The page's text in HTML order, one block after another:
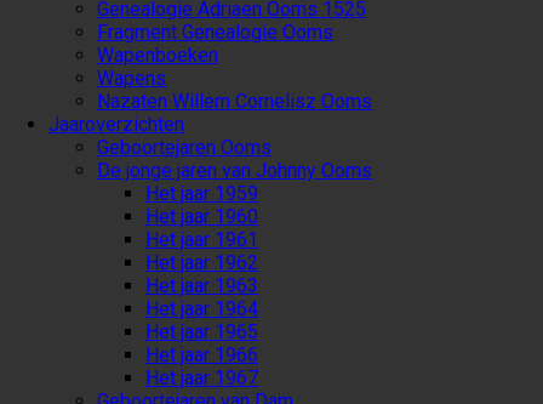
Genealogie Adriaen Ooms 1525
Fragment Genealogie Ooms
Wapenboeken
Wapens
Nazaten Willem Cornelisz Ooms
Jaaroverzichten
Geboortejaren Ooms
De jonge jaren van Johnny Ooms
Het jaar 1959
Het jaar 1960
Het jaar 1961
Het jaar 1962
Het jaar 1963
Het jaar 1964
Het jaar 1965
Het jaar 1966
Het jaar 1967